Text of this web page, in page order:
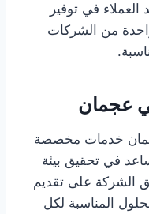
في توفير
واحدة من الشركات
عجمان
خدمات مخصصة
في تحقيق بيئة
الشركة على تقديم
المناسبة لكل